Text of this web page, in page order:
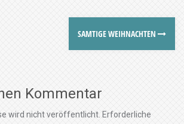
SAMTIGE WEIHNACHTEN
Kommentar
wird nicht veröffentlicht. Erforderliche